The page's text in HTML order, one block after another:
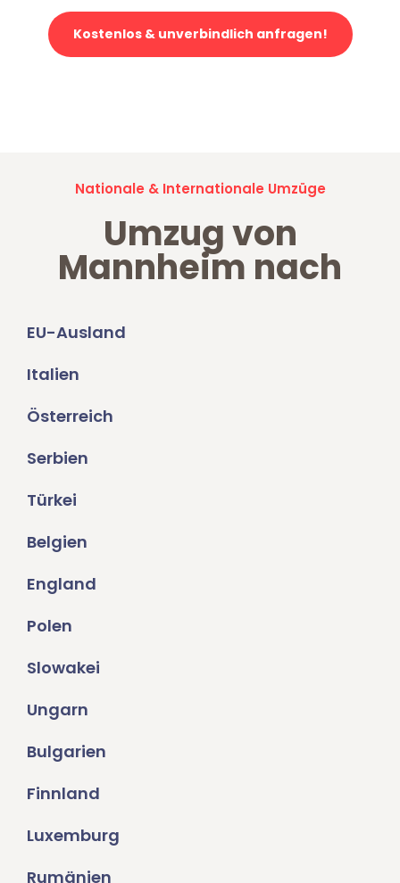
Kostenlos & unverbindlich anfragen!
Nationale & Internationale Umzüge
Umzug von
Mannheim nach
EU-Ausland
Italien
Österreich
Serbien
Türkei
Belgien
England
Polen
Slowakei
Ungarn
Bulgarien
Finnland
Luxemburg
Rumänien